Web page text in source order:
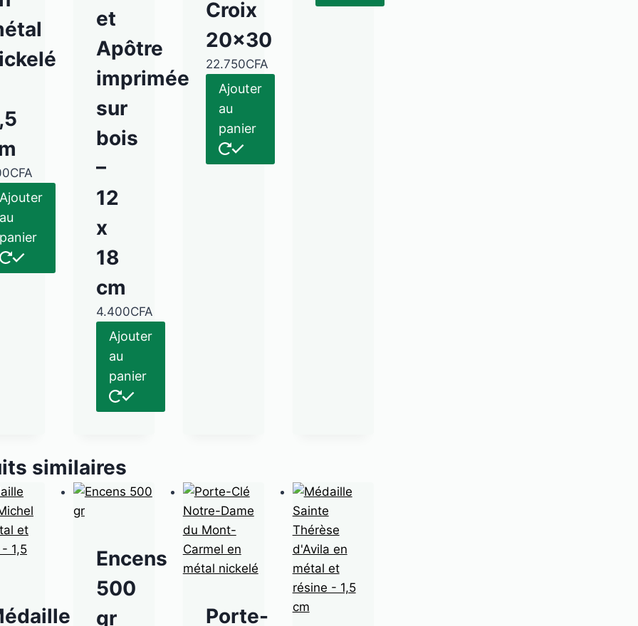
CFA
Ajouter
au
panier
et
Apôtre
imprimée
sur
bois
–
12
x
18
cm
4.400CFA
Ajouter
au
panier
Croix
20×30
22.750CFA
Ajouter
au
panier
similaires
Encens
500
gr
Porte-